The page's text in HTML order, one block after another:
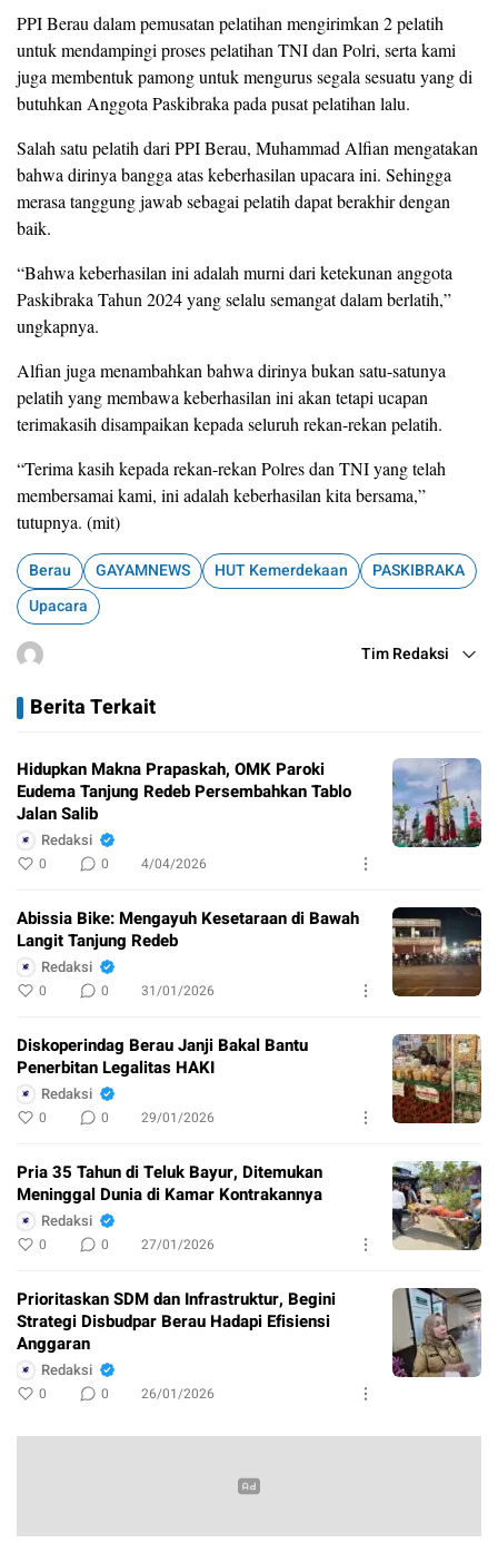
PPI Berau dalam pemusatan pelatihan mengirimkan 2 pelatih
untuk mendampingi proses pelatihan TNI dan Polri, serta kami
juga membentuk pamong untuk mengurus segala sesuatu yang di
butuhkan Anggota Paskibraka pada pusat pelatihan lalu.
Salah satu pelatih dari PPI Berau, Muhammad Alfian mengatakan
bahwa dirinya bangga atas keberhasilan upacara ini. Sehingga
merasa tanggung jawab sebagai pelatih dapat berakhir dengan
baik.
“Bahwa keberhasilan ini adalah murni dari ketekunan anggota
Paskibraka Tahun 2024 yang selalu semangat dalam berlatih,”
ungkapnya.
Alfian juga menambahkan bahwa dirinya bukan satu-satunya
pelatih yang membawa keberhasilan ini akan tetapi ucapan
terimakasih disampaikan kepada seluruh rekan-rekan pelatih.
“Terima kasih kepada rekan-rekan Polres dan TNI yang telah
membersamai kami, ini adalah keberhasilan kita bersama,”
tutupnya. (mit)
Berau GAYAMNEWS HUT Kemerdekaan
PASKIBRAKA
Upacara
Tim Redaksi
Berita Terkait
Hidupkan Makna Prapaskah, OMK Paroki
Eudema Tanjung Redeb Persembahkan Tablo
Jalan Salib
Redaksi
0 0 4/04/2026
Abissia Bike: Mengayuh Kesetaraan di Bawah
Langit Tanjung Redeb
Redaksi
0 0 31/01/2026
Diskoperindag Berau Janji Bakal Bantu
Penerbitan Legalitas HAKI
Redaksi
0 0 29/01/2026
Pria 35 Tahun di Teluk Bayur, Ditemukan
Meninggal Dunia di Kamar Kontrakannya
Redaksi
0 0 27/01/2026
Prioritaskan SDM dan Infrastruktur, Begini
Strategi Disbudpar Berau Hadapi Efisiensi
Anggaran
Redaksi
0 0 26/01/2026